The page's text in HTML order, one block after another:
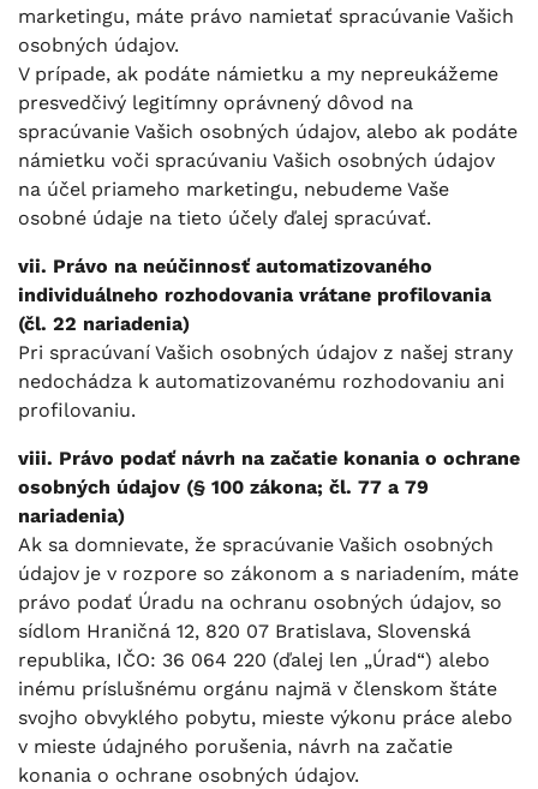
marketingu, máte právo namietať spracúvanie Vašich
osobných údajov.
V prípade, ak podáte námietku a my nepreukážeme
presvedčivý legitímny oprávnený dôvod na
spracúvanie Vašich osobných údajov, alebo ak podáte
námietku voči spracúvaniu Vašich osobných údajov
na účel priameho marketingu, nebudeme Vaše
osobné údaje na tieto účely ďalej spracúvať.
vii. Právo na neúčinnosť automatizovaného
individuálneho rozhodovania vrátane profilovania
(čl. 22 nariadenia)
Pri spracúvaní Vašich osobných údajov z našej strany
nedochádza k automatizovanému rozhodovaniu ani
profilovaniu.
viii. Právo podať návrh na začatie konania o ochrane
osobných údajov (§ 100 zákona; čl. 77 a 79
nariadenia)
Ak sa domnievate, že spracúvanie Vašich osobných
údajov je v rozpore so zákonom a s nariadením, máte
právo podať Úradu na ochranu osobných údajov, so
sídlom Hraničná 12, 820 07 Bratislava, Slovenská
republika, IČO: 36 064 220 (ďalej len „Úrad“) alebo
inému príslušnému orgánu najmä v členskom štáte
svojho obvyklého pobytu, mieste výkonu práce alebo
v mieste údajného porušenia, návrh na začatie
konania o ochrane osobných údajov.